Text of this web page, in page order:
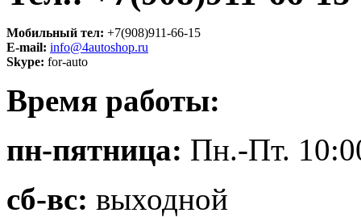
Мобильный тел: +7(908)911-66-15
E-mail: info@4autoshop.ru
Skype: for-auto
Время работы:
пн-пятница: Пн.-Пт.
сб-вс: выходной